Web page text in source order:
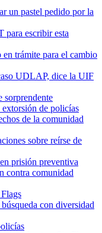
un pastel pedido por la
para escribir esta
trámite para el cambio
UDLAP, dice la UIF
sorprendente
de policías
de la comunidad
sobre reírse de
prisión preventiva
contra comunidad
con diversidad